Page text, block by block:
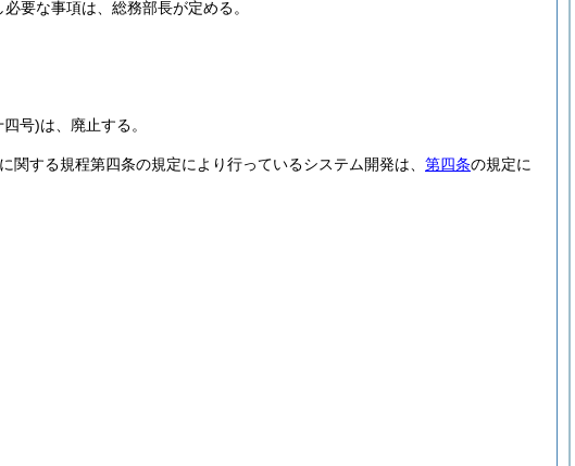
要な事項は、総務部長が定める。
四号)は、廃止する。
する規程第四条の規定により行っているシステム開発は、 第四条の規定に